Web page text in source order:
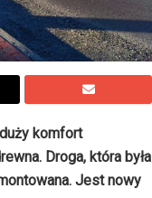
komfort
Droga, która była
Jest nowy